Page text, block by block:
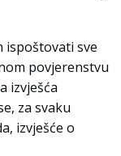
ispoštovati sve
povjerenstvu
izvješća
za svaku
izvješće o